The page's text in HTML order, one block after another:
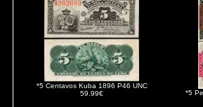
*5 Centavos Kuba 1896 P46 UNC
59.99€
*5